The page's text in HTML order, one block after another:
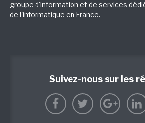
groupe d'information et de services
de l'informatique en France.
Suivez-nous sur les